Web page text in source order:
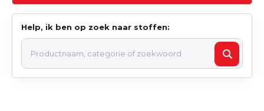
Help, ik ben op zoek naar stoffen: